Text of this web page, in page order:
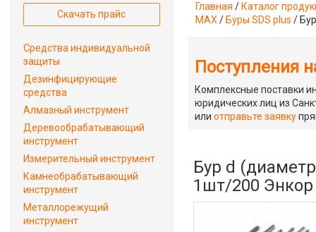
Главная / Каталог
MAX / Буры SDS plus /
Поступления
Комплексные поставки
юридических лиц из
илиотправьте заявку
Бур d
1шт/200 Энкор
Скачать прайс
Средства индивидуальной
защиты
Дезинфицирующие
средства
Алмазный инструмент
Деревообрабатывающий
инструмент
Измерительный инструмент
Камнеобрабатывающий
инструмент
Металлорежущий
инструмент